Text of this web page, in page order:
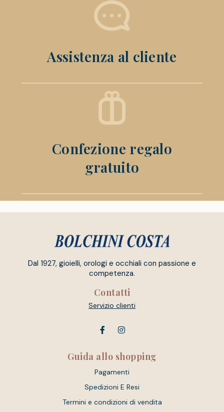
Assistenza al cliente
Confezione regalo
gratuito
Dal 1927, gioielli, orologi e occhiali con passione e
competenza.
Contatti
Servizio clienti
Guida allo shopping
Pagamenti
Spedizioni E Resi
Termini e condizioni di vendita